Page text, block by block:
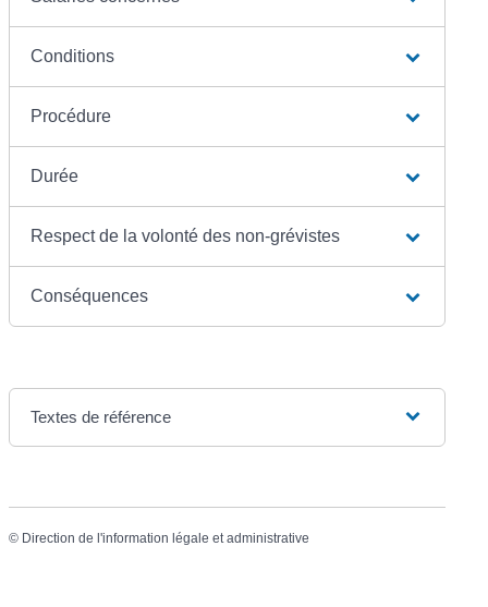
Conditions
Procédure
Durée
Respect de la volonté des non-grévistes
Conséquences
Textes de référence
© Direction de l'information légale et administrative